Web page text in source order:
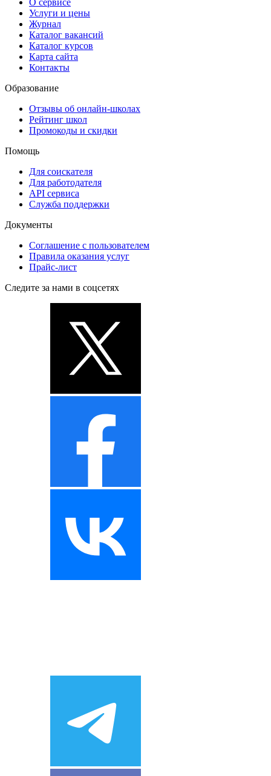
Услуги и цены
Журнал
Каталог вакансий
Каталог курсов
Карта сайта
Контакты
Образование
Отзывы об онлайн-школах
Рейтинг школ
Промокоды и скидки
Помощь
Для соискателя
Для работодателя
API сервиса
Служба поддержки
Документы
Соглашение с пользователем
Правила оказания услуг
Прайс-лист
Следите за нами в соцсетях